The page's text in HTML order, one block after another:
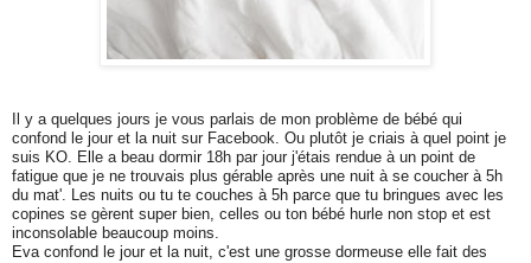
l y a quelques jours je vous parlais de mon problème de bébé qui
confond le jour et la nuit sur Facebook. Ou plutôt je criais à quel point je
suis KO. Elle a beau dormir 18h par jour j'étais rendue à un point de
fatigue que je ne trouvais plus gérable après une nuit à se coucher à 5h
du mat'. Les nuits ou tu te couches à 5h parce que tu bringues avec les
copines se gèrent super bien, celles ou ton bébé hurle non stop et est
inconsolable beaucoup moins.
Eva confond le jour et la nuit, c'est une grosse dormeuse elle fait des